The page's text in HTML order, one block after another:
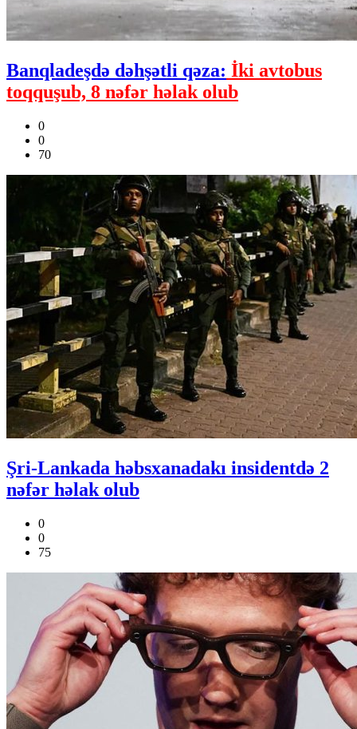
Banqladeşdə dəhşətli qəza: İki avtobus
toqquşub, 8 nəfər həlak olub
0
0
70
Şri-Lankada həbsxanadakı insidentdə 2
nəfər həlak olub
0
0
75